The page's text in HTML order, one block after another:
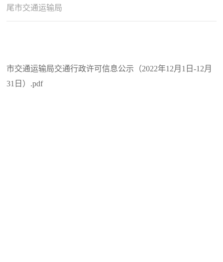
尾市交通运输局
市交通运输局交通行政许可信息公示（2022年12月1日-12月
31日）.pdf